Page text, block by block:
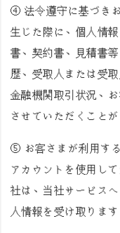
④ 法令遵守に基づき
生じた際に、個人情
書、契約書、見積書
歴、受取人または受
金融機関取引状況、
させていただくこと
⑤ お客さまが利用す
アカウントを使用し
社は、当社サービス
人情報を受け取ります